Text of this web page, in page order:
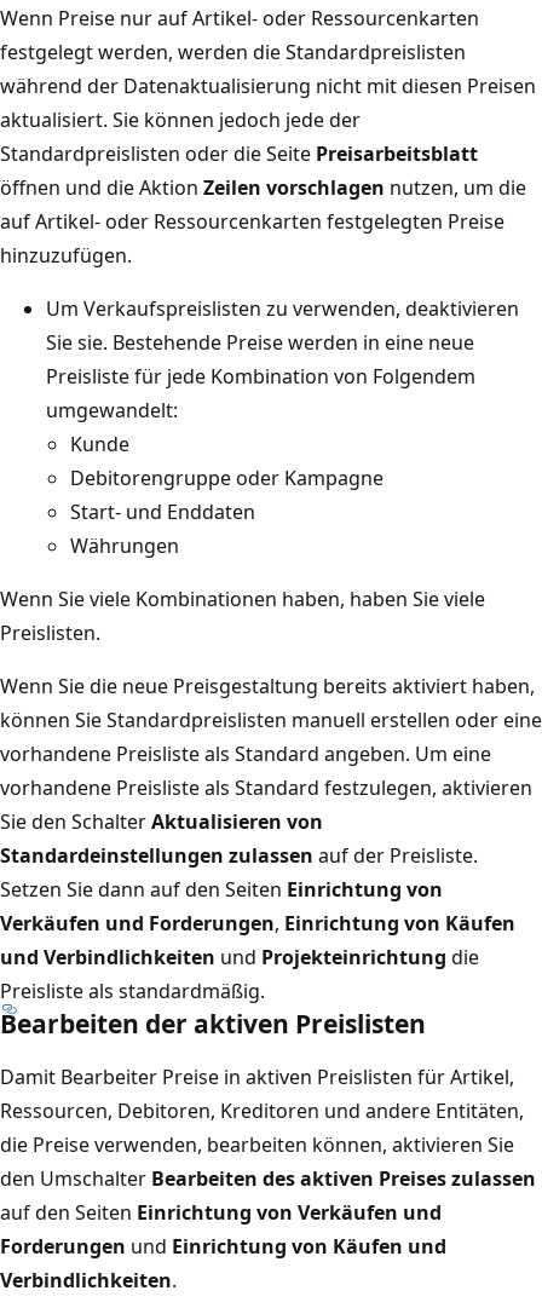
Wenn Preise nur auf Artikel- oder Ressourcenkarten
festgelegt werden, werden die Standardpreislisten
während der Datenaktualisierung nicht mit diesen Preisen
aktualisiert. Sie können jedoch jede der
Standardpreislisten oder die Seite Preisarbeitsblatt
öffnen und die Aktion Zeilen vorschlagen nutzen, um die
auf Artikel- oder Ressourcenkarten festgelegten Preise
hinzuzufügen.
Um Verkaufspreislisten zu verwenden, deaktivieren
Sie sie. Bestehende Preise werden in eine neue
Preisliste für jede Kombination von Folgendem
umgewandelt:
Kunde
Debitorengruppe oder Kampagne
Start- und Enddaten
Währungen
Wenn Sie viele Kombinationen haben, haben Sie viele
Preislisten.
Wenn Sie die neue Preisgestaltung bereits aktiviert haben,
können Sie Standardpreislisten manuell erstellen oder eine
vorhandene Preisliste als Standard angeben. Um eine
vorhandene Preisliste als Standard festzulegen, aktivieren
Sie den SchalterAktualisieren von
Standardeinstellungen zulassen auf der Preisliste.
Setzen Sie dann auf den Seiten Einrichtung von
Verkäufen und Forderungen, Einrichtung von Käufen
und Verbindlichkeiten und Projekteinrichtung die
Preisliste als standardmäßig.
Bearbeiten der aktiven Preislisten
Damit Bearbeiter Preise in aktiven Preislisten für Artikel,
Ressourcen, Debitoren, Kreditoren und andere Entitäten,
die Preise verwenden, bearbeiten können, aktivieren Sie
den Umschalter Bearbeiten des aktiven Preises zulassen
auf den Seiten Einrichtung von Verkäufen und
Forderungen und Einrichtung von Käufen und
Verbindlichkeiten.